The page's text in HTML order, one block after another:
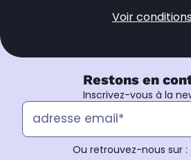
Voir
Restons en
Inscrivez-vous à la
Ou retrouvez-nous sur :